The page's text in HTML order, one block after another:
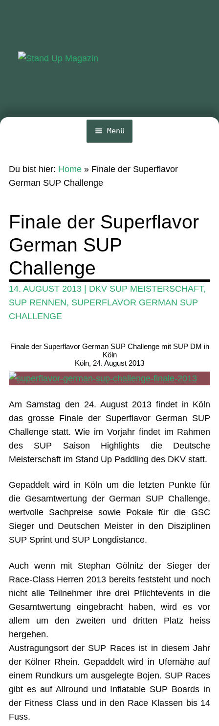
Menü
SUP-Events
Ratgeber
Stand Up Magazin TV
SPOT FINDER
Mein Konto
Du bist hier: Home» Finale der Superflavor
German SUP Challenge
Finale der Superflavor
German SUP
Challenge
14. AUGUST 2013| DKV SUP MEISTERSCHAFT,
SUP RENNEN, SUPERFLAVOR GERMAN SUP
CHALLENGE
Finale der Superflavor German SUP Challenge mit SUP DM in
Köln
Köln, 24. August 2013
Am Samstag den 24. August 2013 findet in Köln
das grosse Finale der Superflavor German SUP
Challenge statt. Wie im Vorjahr findet im Rahmen
des SUP Saison Highlights die Deutsche
Meisterschaft im Stand Up Paddling des DKV statt.
Gepaddelt wird in Köln um die letzten Punkte für
die Gesamtwertung der German SUP Challenge,
wertvolle Sachpreise sowie Pokale für die GSC
Sieger und Deutschen Meister in den Disziplinen
SUP Sprint und SUP Longdistance.
Auch wenn mit Stephan Gölnitz der Sieger der
Race-Class Herren 2013 bereits feststeht und noch
nicht alle Teilnehmer ihre drei Pflichtevents in die
Gesamtwertung eingebracht haben, wird es vor
allem um den zweiten und dritten Platz heiss
hergehen.
Austragungsort der SUP Races ist in diesem Jahr
der Kölner Rhein. Gepaddelt wird in Ufernähe auf
einem Rundkurs um ausgelegte Bojen. SUP Races
gibt es auf Allround und Inflatable SUP Boards in
der Fitness Class und in den Race Klassen bis 14
Fuss.